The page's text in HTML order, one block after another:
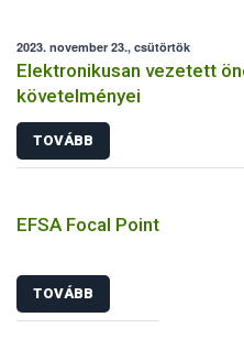
2023. november 23., csütörtök
Elektronikusan vezetett
követelményei
TOVÁBB
EFSA Focal Point
TOVÁBB